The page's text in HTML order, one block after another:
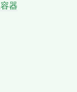
器